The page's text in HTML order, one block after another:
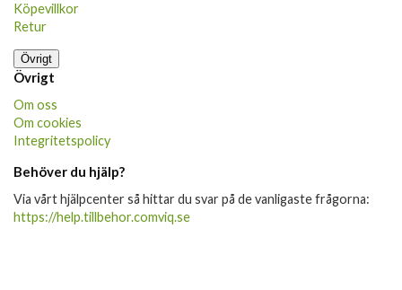
Köpevillkor
Retur
Övrigt
Övrigt
Om oss
Om cookies
Integritetspolicy
Behöver du hjälp?
Via vårt hjälpcenter så hittar du svar på de vanligaste frågorna:
https://help.tillbehor.comviq.se